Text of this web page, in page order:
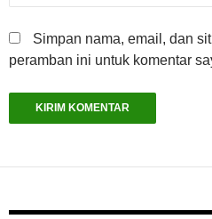
Simpan nama, email, dan
peramban ini untuk komentar